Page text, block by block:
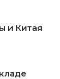
и Китая